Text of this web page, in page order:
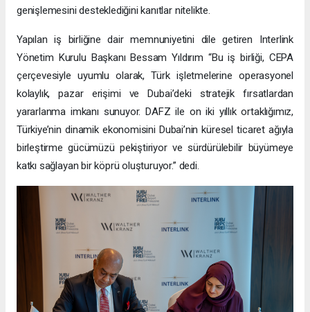
genişlemesini desteklediğini kanıtlar nitelikte.
Yapılan iş birliğine dair memnuniyetini dile getiren Interlink
Yönetim Kurulu Başkanı Bessam Yıldırım “Bu iş birliği, CEPA
çerçevesiyle uyumlu olarak, Türk işletmelerine operasyonel
kolaylık, pazar erişimi ve Dubai’deki stratejik fırsatlardan
yararlanma imkanı sunuyor. DAFZ ile on iki yıllık ortaklığımız,
Türkiye’nin dinamik ekonomisini Dubai’nin küresel ticaret ağıyla
birleştirme gücümüzü pekiştiriyor ve sürdürülebilir büyümeye
katkı sağlayan bir köprü oluşturuyor.” dedi.